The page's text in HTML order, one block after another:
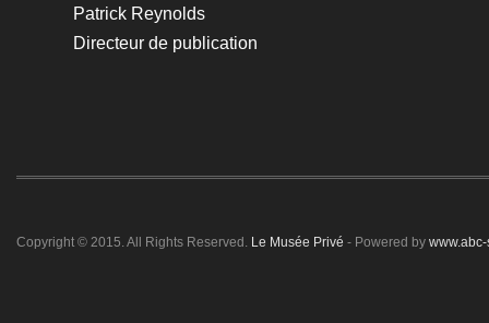
Patrick Reynolds
Directeur de publication
Copyright © 2015. All Rights Reserved. Le Musée Privé - Powered by